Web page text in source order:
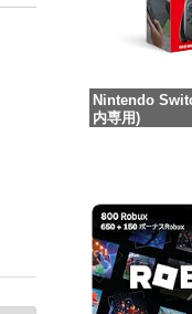
Nintendo
内専用)